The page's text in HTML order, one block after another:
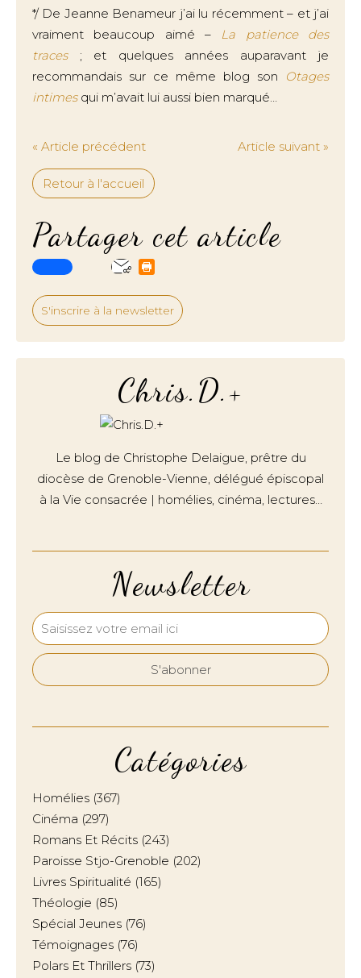
*/ De Jeanne Benameur j’ai lu récemment – et j’ai
vraiment beaucoup aimé – La patience des
traces
; et quelques années auparavant je
recommandais sur ce même blog son
Otages
intimesqui m’avait lui aussi bien marqué…
« Article précédent Article suivant »
Retour à l'accueil
Partager cet article
S'inscrire à la newsletter
Newsletter
Catégories
Homélies (367)
Cinéma (297)
Romans Et Récits (243)
Paroisse Stjo-Grenoble (202)
Livres Spiritualité (165)
Théologie (85)
Spécial Jeunes (76)
Témoignages (76)
Polars Et Thrillers (73)
Chris.D.+
Le blog de Christophe Delaigue, prêtre du
diocèse de Grenoble-Vienne, délégué épiscopal
à la Vie consacrée | homélies, cinéma, lectures…